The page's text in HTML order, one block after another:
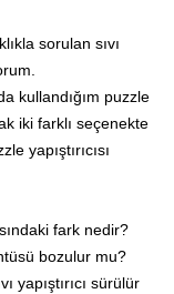
sorulan sıvı
kullandığım puzzle
iki farklı seçenekte
yapıştırıcısı
fark nedir?
bozulur mu?
yapıştırıcı sürülür